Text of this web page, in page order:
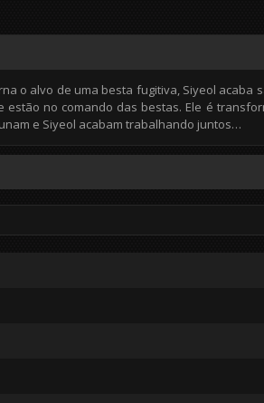
o alvo de uma besta fugitiva, Siyeol acaba
no comando das bestas. Ele é
e Siyeol acabam trabalhando juntos…